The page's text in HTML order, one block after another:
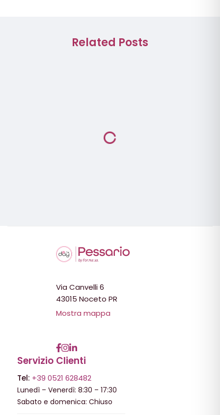
Related Posts
Via Canvelli 6
43015 Noceto PR
Mostra mappa
Servizio Clienti
Tel: +39 0521 628482
Lunedì – Venerdì: 8:30 – 17:30
Sabato e domenica: Chiuso